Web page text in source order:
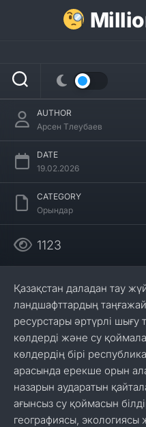
Балқаш туралы
AUTHOR
Арсен Тлеубаев
DATE
19.02.2026
CATEGORY
Орындар
1123
Қазақстан даладан тау
ландшафттардың
ресурстары әртүрлі шығу
көлдерді және су
көлдердің бірі
арасында ерекше орын
назарын аударатын
ағынсыз су қоймасын
географиясы, экологиясы